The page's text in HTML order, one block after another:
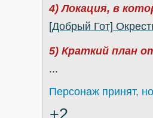
4) Локация, в
[Добрый Гот]
5) Краткий план
...
Персонаж принят,
+2